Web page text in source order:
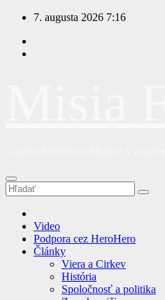
Prejsť
obsah
7. augusta 2026 7:16
Video
Podpora cez HeroHero
Články
Viera a Cirkev
História
Spoločnosť a politika